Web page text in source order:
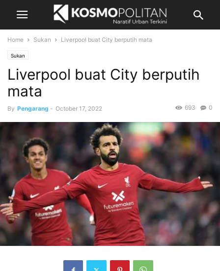
Home Sukan Liverpool buat City berputih mata
Sukan
Liverpool buat City berputih
mata
By Pengarang - October 17, 2022 0
693